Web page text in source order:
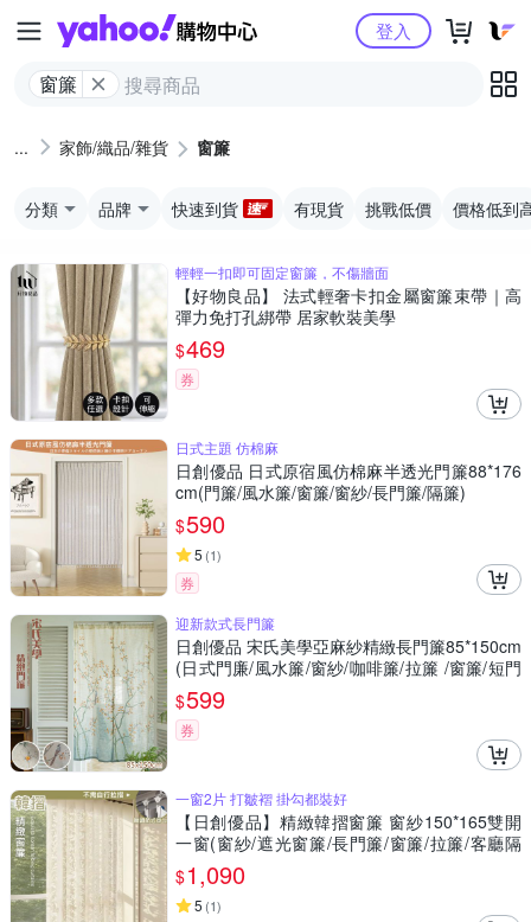
Yahoo購物中心
窗簾
登入
家飾/織品/雜貨 窗簾
分類 品牌 快速到貨 有現貨 挑戰低價 價格低到
輕輕一扣即可固定窗簾，不傷牆面
【好物良品】 法式輕奢卡扣金屬窗簾束帶｜高
彈力免打孔綁帶 居家軟裝美學
$469
券
日式主題 仿棉麻
日創優品 日式原宿風仿棉麻半透光門簾88*176
cm(門簾/風水簾/窗簾/窗紗/長門簾/隔簾)
$590
5 (1)
券
迎新款式長門簾
日創優品 宋氏美學亞麻紗精緻長門簾85*150cm
(日式門廉/風水簾/窗紗/咖啡簾/拉簾 /窗簾/短門
簾)
$599
券
一窗2片 打皺褶 掛勾都裝好
【日創優品】精緻韓摺窗簾 窗紗150*165雙開
一窗(窗紗/遮光窗簾/長門簾/窗簾/拉簾/客廳隔
簾)
$1,090
5 (1)